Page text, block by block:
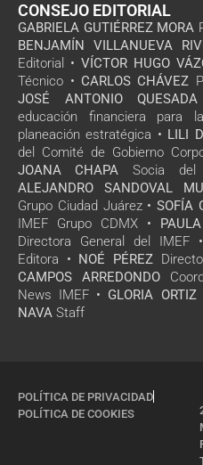
CONSEJO EDITORIAL
GABRIELA GUTIÉRREZ MORA
BENJAMÍN VILLANUEVA
Editorial • VÍCTOR HUGO
Técnico • CARLOS CHÁVEZ
JOSÉ ANTONIO QUESADA
educación financiera para
planeación estratégica • LILI
del Comité de Gobierno
JOANA CHAPA Socia del
ALEJANDRO SANDOVAL
Grupo Ciudad Juárez • SOFÍA
IMEF Grupo CDMX •
Directora General del IMEF •
Editora • NOÉ PÉREZ
CAMPOS ARREDONDO
News IMEF • GLORIA
NAVA Staff
POLÍTICA DE PRIVACIDAD
POLÍTICA DE COOKIES